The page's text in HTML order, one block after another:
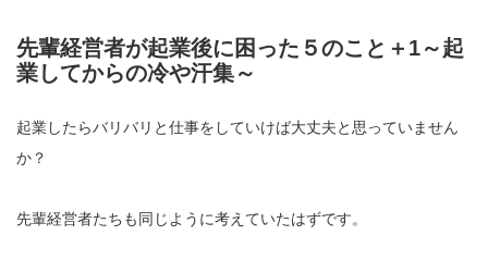
先輩経営者が起業後に困った５のこと＋1～起
業してからの冷や汗集～
起業したらバリバリと仕事をしていけば大丈夫と思っていません
か？
先輩経営者たちも同じように考えていたはずです。